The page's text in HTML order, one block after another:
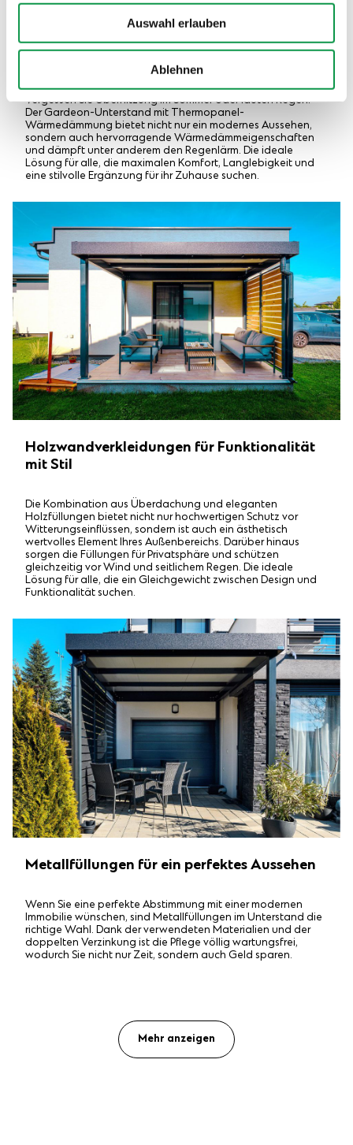
Auswahl erlauben
Ablehnen
GARDEON® Überdachung mit
wärmegedämmtem Dach Gardeon
Vergessen Sie Überhitzung im Sommer oder lauten Regen.
Der Gardeon-Unterstand mit Thermopanel-
Wärmedämmung bietet nicht nur ein modernes Aussehen,
sondern auch hervorragende Wärmedämmeigenschaften
und dämpft unter anderem den Regenlärm. Die ideale
Lösung für alle, die maximalen Komfort, Langlebigkeit und
eine stilvolle Ergänzung für ihr Zuhause suchen.
Holzwandverkleidungen für Funktionalität
mit Stil
Die Kombination aus Überdachung und eleganten
Holzfüllungen bietet nicht nur hochwertigen Schutz vor
Witterungseinflüssen, sondern ist auch ein ästhetisch
wertvolles Element Ihres Außenbereichs. Darüber hinaus
sorgen die Füllungen für Privatsphäre und schützen
gleichzeitig vor Wind und seitlichem Regen. Die ideale
Lösung für alle, die ein Gleichgewicht zwischen Design und
Funktionalität suchen.
Metallfüllungen für ein perfektes Aussehen
Wenn Sie eine perfekte Abstimmung mit einer modernen
Immobilie wünschen, sind Metallfüllungen im Unterstand die
richtige Wahl. Dank der verwendeten Materialien und der
doppelten Verzinkung ist die Pflege völlig wartungsfrei,
wodurch Sie nicht nur Zeit, sondern auch Geld sparen.
Mehr anzeigen